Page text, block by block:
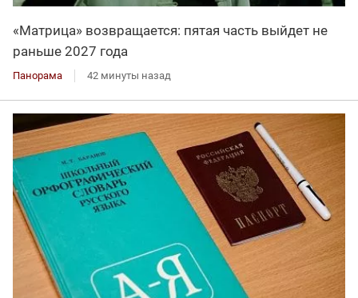
«Матрица» возвращается: пятая часть выйдет не
раньше 2027 года
Панорама 42 минуты назад